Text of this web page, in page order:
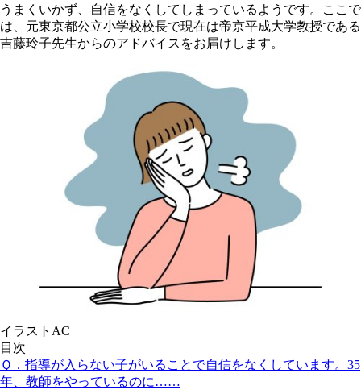
うまくいかず、自信をなくしてしまっているようです。ここで
は、元東京都公立小学校校長で現在は帝京平成大学教授である
吉藤玲子先生からのアドバイスをお届けします。
イラストAC
目次
Ｑ．指導が入らない子がいることで自信をなくしています。35
年、教師をやっているのに……